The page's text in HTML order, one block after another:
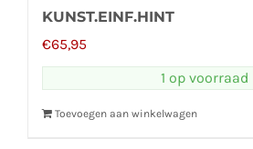
KUNST.EINF.HINT
€65,95
1 op voorraad
Toevoegen aan winkelwagen